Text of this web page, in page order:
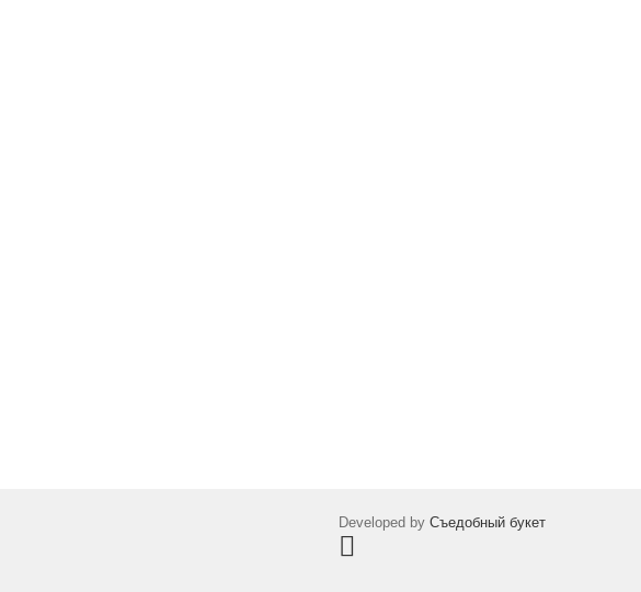
Developed by Съедобный букет